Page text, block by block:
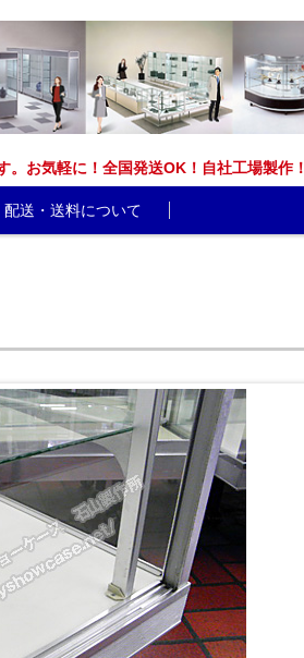
お気軽に！全国発送OK！自社工場製作！
配送・送料について